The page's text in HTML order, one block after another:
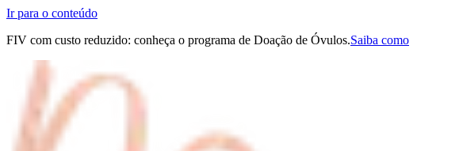
Ir para o conteúdo
FIV com custo reduzido: conheça o programa de Doação de Óvulos.Saiba como